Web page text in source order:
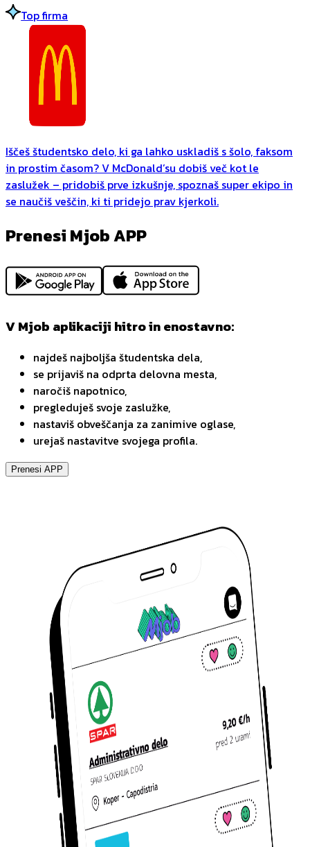
Top firma
Iščeš študentsko delo, ki ga lahko uskladiš s šolo, faksom
in prostim časom? V McDonald’su dobiš več kot le
zaslužek – pridobiš prve izkušnje, spoznaš super ekipo in
se naučiš veščin, ki ti pridejo prav kjerkoli.
Prenesi Mjob APP
V Mjob aplikaciji hitro in enostavno:
najdeš najboljša študentska dela,
se prijaviš na odprta delovna mesta,
naročiš napotnico,
pregleduješ svoje zaslužke,
nastaviš obveščanja za zanimive oglase,
urejaš nastavitve svojega profila.
Prenesi APP